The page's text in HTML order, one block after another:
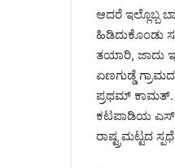
ಆದರೆ ಇಲ್ಲೊಬ್ಬ
ಹಿಡಿದುಕೊಂಡು
ತಯಾರಿ, ಜಾದು
ಏಣಗುಡ್ಡೆ
ಪ್ರಥಮ್ ಕಾಮತ್.
ಕಟಪಾಡಿಯ
ರಾಷ್ಟ್ರಮಟ್ಟದ